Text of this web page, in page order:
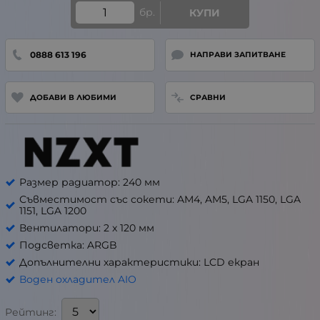
бр. КУПИ
0888 613 196 НАПРАВИ ЗАПИТВАНЕ
ДОБАВИ В ЛЮБИМИ СРАВНИ
Размер радиатор: 240 мм
Съвместимост със сокети: AM4, AM5, LGA 1150, LGA
1151, LGA 1200
Вентилатори: 2 x 120 мм
Подсветка: ARGB
Допълнителни характеристики: LCD екран
Воден охладител AIO
Рейтинг: